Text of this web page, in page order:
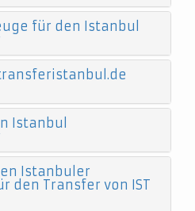
für den Istanbul
Istanbul
Istanbuler
den Transfer von IST